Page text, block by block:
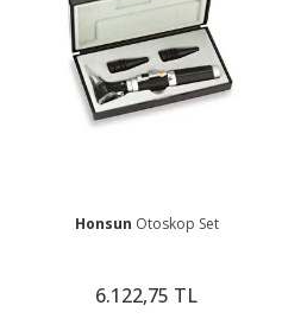
Honsun Otoskop Set
6.122,75 TL